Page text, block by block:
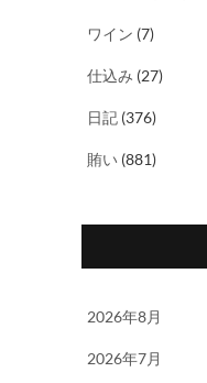
ワイン (7)
仕込み (27)
日記 (376)
賄い (881)
2026年8月
2026年7月